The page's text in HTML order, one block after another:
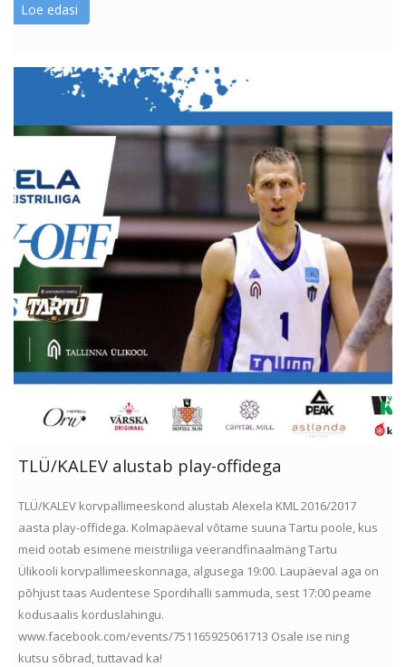
Loe edasi
TLÜ/KALEV alustab play-offidega
TLÜ/KALEV korvpallimeeskond alustab Alexela KML 2016/2017
aasta play-offidega. Kolmapäeval võtame suuna Tartu poole, kus
meid ootab esimene meistriliiga veerandfinaalmäng Tartu
Ülikooli korvpallimeeskonnaga, algusega 19:00. Laupäeval aga on
põhjust taas Audentese Spordihalli sammuda, sest 17:00 peame
kodusaalis korduslahingu.
www.facebook.com/events/751165925061713 Osale ise ning
kutsu sõbrad, tuttavad ka!